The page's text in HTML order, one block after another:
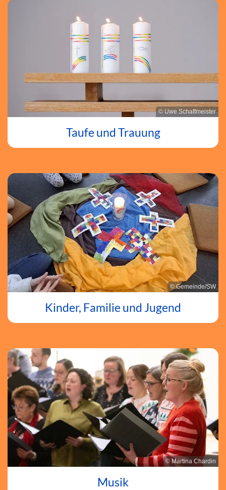
© Uwe Schaffmeister
Taufe und Trauung
© Gemeinde/SW
Kinder, Familie und Jugend
© Martina Chardin
Musik